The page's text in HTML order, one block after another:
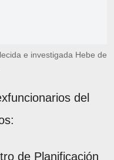
e investigada Hebe de
del
de Planificación